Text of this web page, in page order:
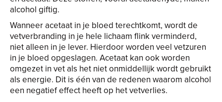
alcohol giftig.
Wanneer acetaat in je bloed terechtkomt, wordt de
vetverbranding in je hele lichaam flink verminderd,
niet alleen in je lever. Hierdoor worden veel vetzuren
in je bloed opgeslagen. Acetaat kan ook worden
omgezet in vet als het niet onmiddellijk wordt gebruikt
als energie. Dit is één van de redenen waarom alcohol
een negatief effect heeft op het vetverlies.